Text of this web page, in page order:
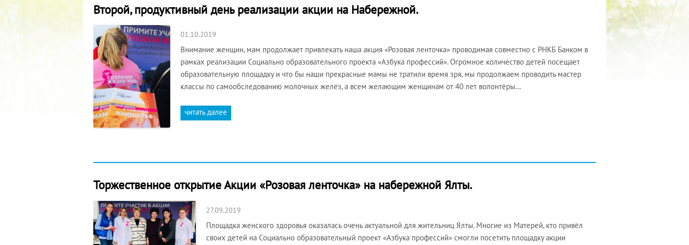
Второй, продуктивный день реализации акции на Набережной.
01.10.2019
Внимание женщин, мам продолжает привлекать наша акция «Розовая ленточка» проводимая совместно с РНКБ Банком в
рамках реализации Социально образовательного проекта «Азбука профессий». Огромное количество детей посещает
образовательную площадку и что бы наши прекрасные мамы не тратили время зря, мы продолжаем проводить мастер
классы по самообследованию молочных желёз, а всем желающим женщинам от 40 лет волонтёры…
читать далее
Торжественное открытие Акции «Розовая ленточка» на набережной Ялты.
27.09.2019
Площадка женского здоровья оказалась очень актуальной для жительниц Ялты. Многие из Матерей, кто привёл
своих детей на Социально образовательный проект «Азбука профессий» смогли посетить площадку акции